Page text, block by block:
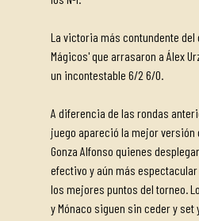
La victoria más contundente del
Mágicos' que arrasaron a Álex
un incontestable 6/2 6/0.
A diferencia de las rondas
juego apareció la mejor versión
Gonza Alfonso quienes
efectivo y aún más
los mejores puntos del torneo.
y Mónaco siguen sin ceder y